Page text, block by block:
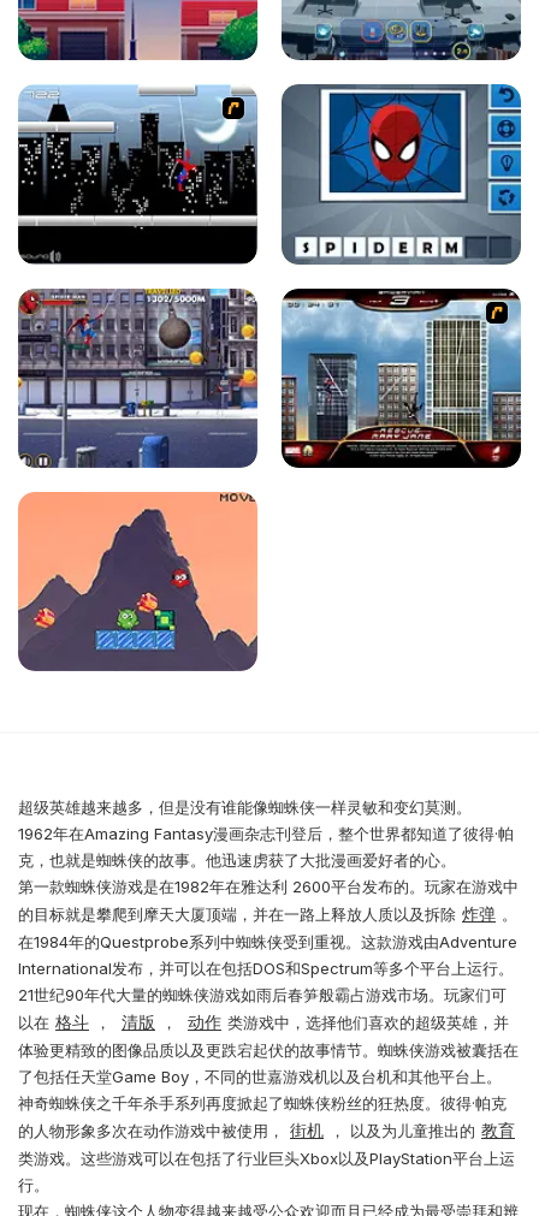
超级英雄越来越多，但是没有谁能像蜘蛛侠一样灵敏和变幻莫测。
1962年在Amazing Fantasy漫画杂志刊登后，整个世界都知道了彼得·帕
克，也就是蜘蛛侠的故事。他迅速虏获了大批漫画爱好者的心。
第一款蜘蛛侠游戏是在1982年在雅达利 2600平台发布的。玩家在游戏中
的目标就是攀爬到摩天大厦顶端，并在一路上释放人质以及拆除 炸弹 。
在1984年的Questprobe系列中蜘蛛侠受到重视。这款游戏由Adventure
International发布，并可以在包括DOS和Spectrum等多个平台上运行。
21世纪90年代大量的蜘蛛侠游戏如雨后春笋般霸占游戏市场。玩家们可
以在 格斗 ， 清版 ， 动作 类游戏中，选择他们喜欢的超级英雄，并
体验更精致的图像品质以及更跌宕起伏的故事情节。蜘蛛侠游戏被囊括在
了包括任天堂Game Boy，不同的世嘉游戏机以及台机和其他平台上。
神奇蜘蛛侠之千年杀手系列再度掀起了蜘蛛侠粉丝的狂热度。彼得·帕克
的人物形象多次在动作游戏中被使用，
街机 ， 以及为儿童推出的 教育
类游戏。这些游戏可以在包括了行业巨头Xbox以及PlayStation平台上运
行。
现在，蜘蛛侠这个人物变得越来越受公众欢迎而且已经成为最受崇拜和辨